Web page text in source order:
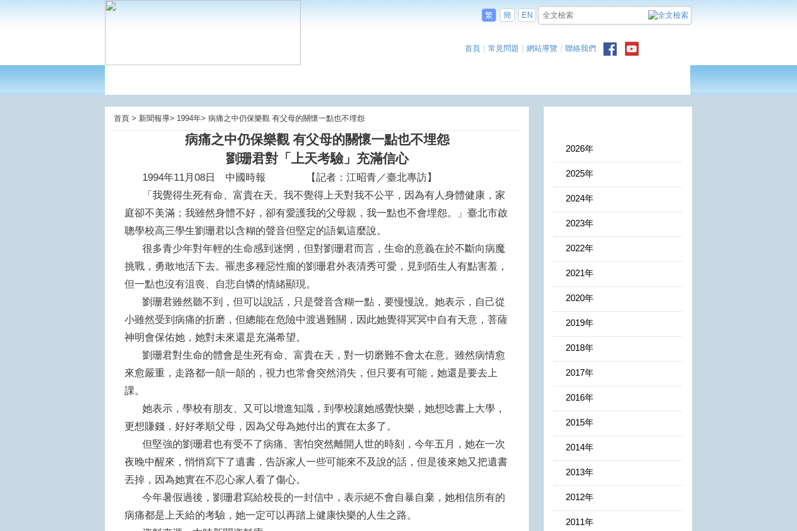
繁 簡 EN
首頁 常見問題 網站導覽 聯絡我們
首頁 > 新聞報導> 1994年> 病痛之中仍保樂觀 有父母的關懷一點也不埋怨
病痛之中仍保樂觀 有父母的關懷一點也不埋怨
劉珊君對「上天考驗」充滿信心
1994年11月08日 中國時報 【記者：江昭青／臺北專訪】
「我覺得生死有命、富貴在天。我不覺得上天對我不公平，因為有人身體健康，家
庭卻不美滿；我雖然身體不好，卻有愛護我的父母親，我一點也不會埋怨。」臺北市啟
聰學校高三學生劉珊君以含糊的聲音但堅定的語氣這麼說。
很多青少年對年輕的生命感到迷惘，但對劉珊君而言，生命的意義在於不斷向病魔
挑戰，勇敢地活下去。罹患多種惡性瘤的劉珊君外表清秀可愛，見到陌生人有點害羞，
但一點也沒有沮喪、自悲自憐的情緒顯現。
劉珊君雖然聽不到，但可以說話，只是聲音含糊一點，要慢慢說。她表示，自己從
小雖然受到病痛的折磨，但總能在危險中渡過難關，因此她覺得冥冥中自有天意，菩薩
神明會保佑她，她對未來還是充滿希望。
劉珊君對生命的體會是生死有命、富貴在天，對一切磨難不會太在意。雖然病情愈
來愈嚴重，走路都一顛一顛的，視力也常會突然消失，但只要有可能，她還是要去上
課。
她表示，學校有朋友、又可以增進知識，到學校讓她感覺快樂，她想唸書上大學，
更想賺錢，好好孝順父母，因為父母為她付出的實在太多了。
但堅強的劉珊君也有受不了病痛、害怕突然離開人世的時刻，今年五月，她在一次
夜晚中醒來，悄悄寫下了遺書，告訴家人一些可能來不及說的話，但是後來她又把遺書
丟掉，因為她實在不忍心家人看了傷心。
今年暑假過後，劉珊君寫給校長的一封信中，表示絕不會自暴自棄，她相信所有的
病痛都是上天給的考驗，她一定可以再踏上健康快樂的人生之路。
2026年
2025年
2024年
2023年
2022年
2021年
2020年
2019年
2018年
2017年
2016年
2015年
2014年
2013年
2012年
2011年